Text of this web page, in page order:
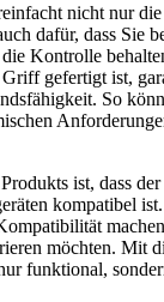
nicht nur
dafür, dass Sie
Kontrolle
gefertigt ist,
So
ist, dass
kompatibel
möchten. Mit
funktional,